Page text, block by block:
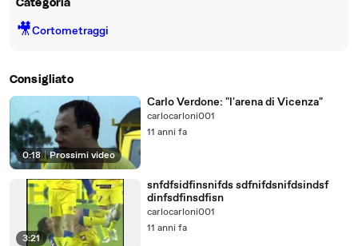
Categoria
🎥Cortometraggi
Consigliato
0:18 | Prossimi video
Carlo Verdone: "l'arena di Vicenza"
carlocarloni001
11 anni fa
3:21
snfdfsidfinsnifds sdfnifdsnifdsindsf
dinfsdfinsdfisn
carlocarloni001
11 anni fa